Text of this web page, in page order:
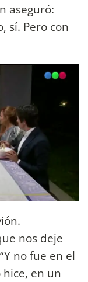
aseguró:
sí. Pero con
nos deje
no fue en el
en un